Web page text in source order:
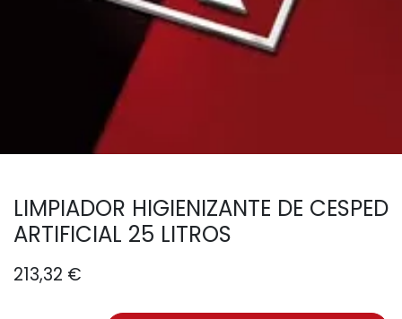
LIMPIADOR HIGIENIZANTE DE CESPED
ARTIFICIAL 25 LITROS
213,32 €